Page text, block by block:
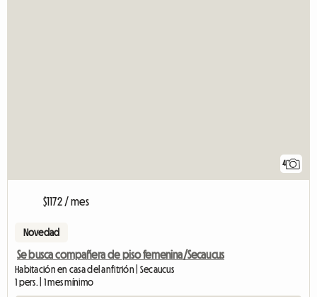
4
$1172 / mes
Novedad
Se busca compañera de piso femenina/Secaucus
Habitación en casa del anfitrión | Secaucus
1 pers. | 1 mes mínimo